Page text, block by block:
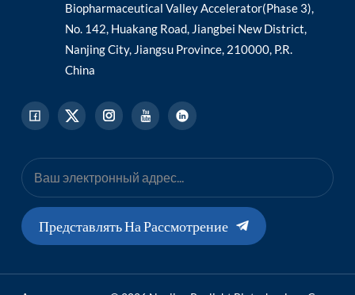
Biopharmaceutical Valley Accelerator(Phase 3),
No. 142, Huakang Road, Jiangbei New District,
Nanjing City, Jiangsu Province, 210000, P.R.
China
Представлять На Рассмотрение